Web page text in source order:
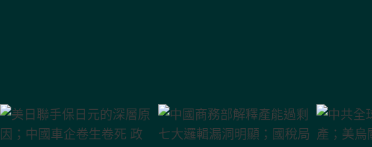
美日聯手保日元
中國商務部解釋產能過
中共全球捕撈
廣西水災 地方政府「以死省錢」傳聞分析
中國AI「降維傾銷
馬
中國二季度GDP滑落揭示的經濟
中國汽車or
廣西潰壩37萬人遭災 禍起平陸運河；川
習近平
眾邦銀行倒閉 房中首只蟑螂；